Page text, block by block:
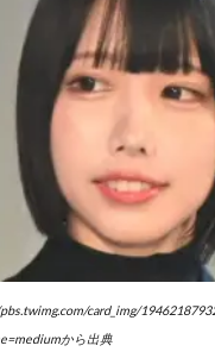
card_img/
から出典